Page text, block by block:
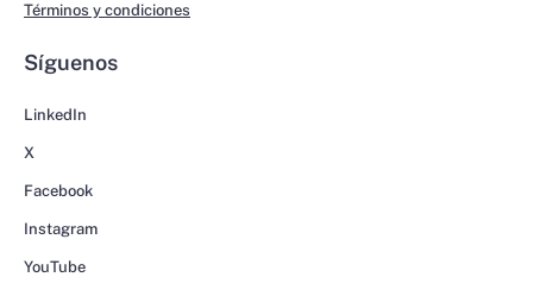
Términos y condiciones
Síguenos
LinkedIn
X
Facebook
Instagram
YouTube